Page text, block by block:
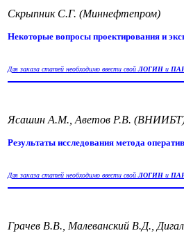
Скрыпник С.Г. (Миннефтепром)
Некоторые вопросы проектирования и
Для заказа статей необходимо ввести свойЛОГИН и
Ясашин А.М., Аветов Р.В.
Результаты исследования метода
Для заказа статей необходимо ввести свойЛОГИН и
Грачев В.В., Малеванский В.Д.,